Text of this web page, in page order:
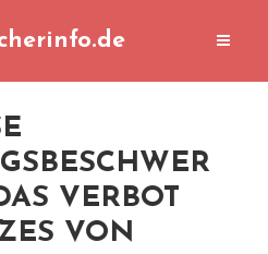
VERBOT
VON